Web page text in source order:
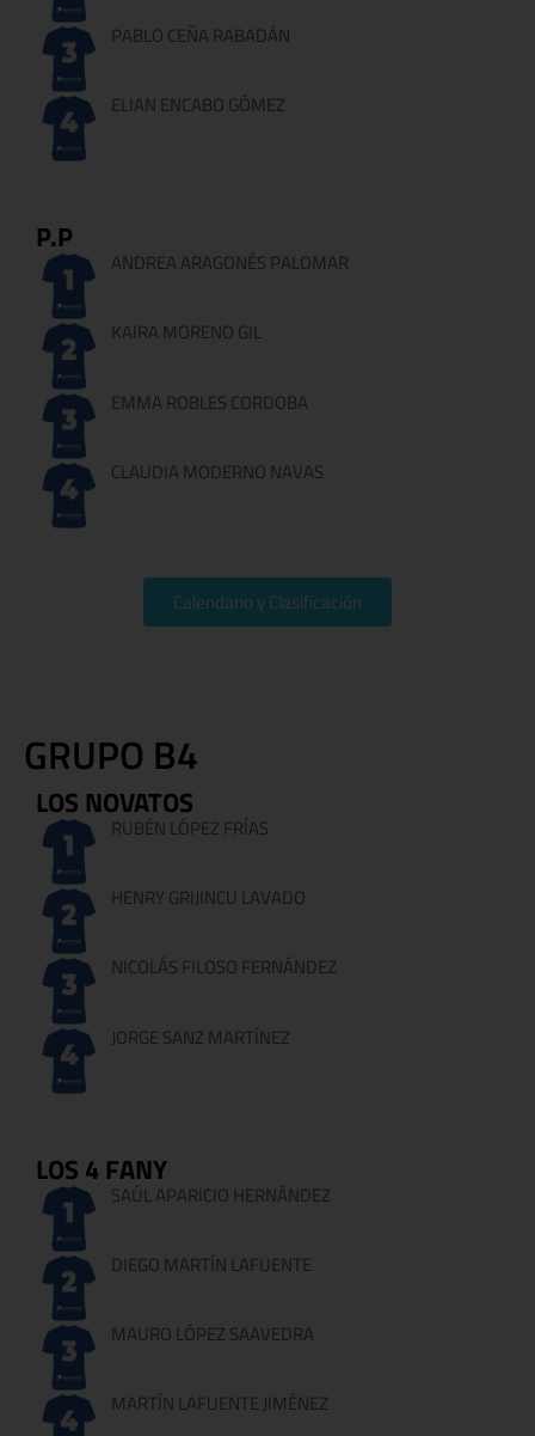
PABLO CEÑA RABADÁN
ELIAN ENCABO GÓMEZ
P.P
ANDREA ARAGONÉS PALOMAR
KAIRA MORENO GIL
EMMA ROBLES CORDOBA
CLAUDIA MODERNO NAVAS
Calendario y Clasificación
GRUPO B4
LOS NOVATOS
RUBÉN LÓPEZ FRÍAS
HENRY GRIJINCU LAVADO
NICOLÁS FILOSO FERNÁNDEZ
JORGE SANZ MARTÍNEZ
LOS 4 FANY
SAÚL APARICIO HERNÁNDEZ
DIEGO MARTÍN LAFUENTE
MAURO LÓPEZ SAAVEDRA
MARTÍN LAFUENTE JIMÉNEZ